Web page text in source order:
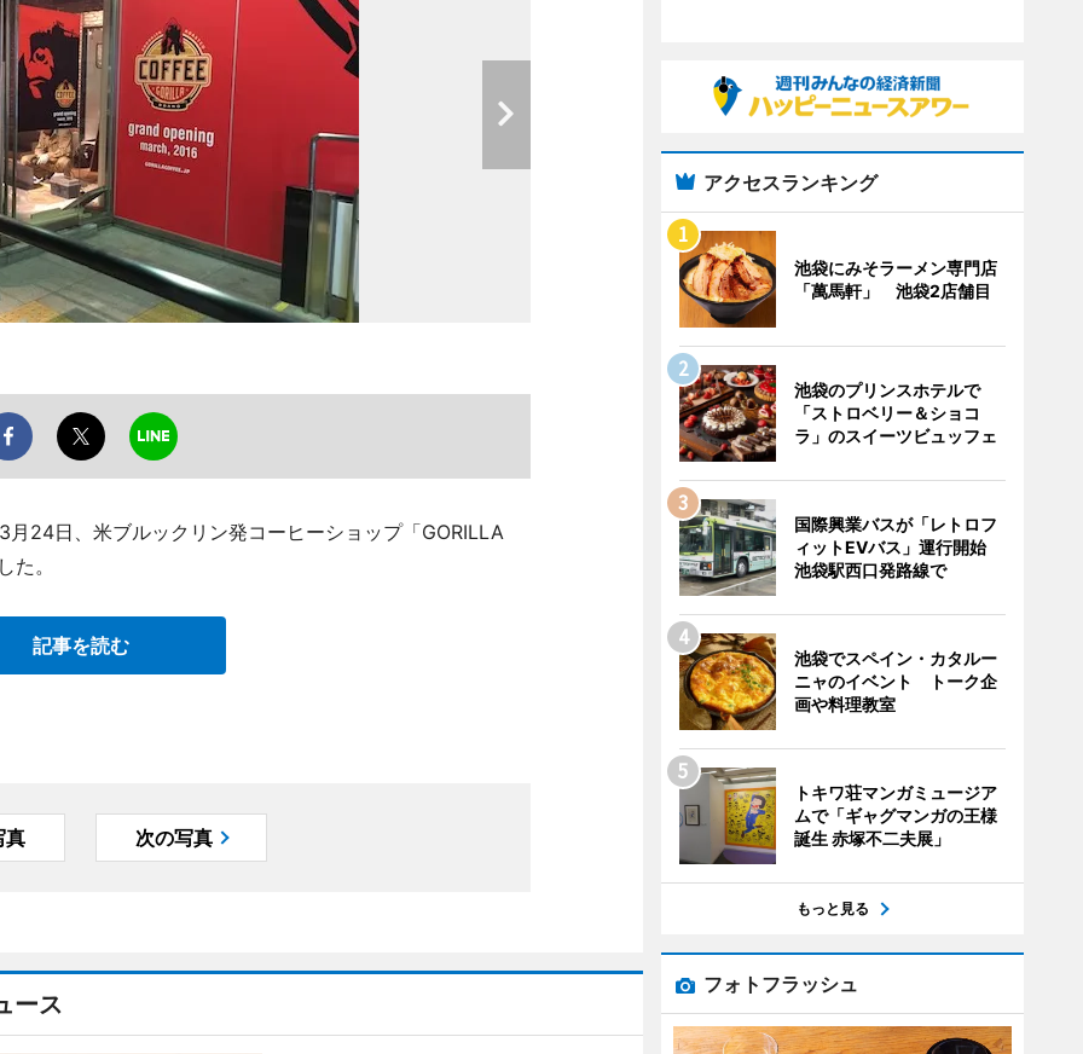
24日、米ブルックリン発コーヒーショップ「GORILLA
。
記事を読む
真 次の写真
ース
アクセスランキング
池袋にみそラーメン専門店
「萬馬軒」 池袋2店舗目
池袋のプリンスホテルで
「ストロベリー＆ショコ
ラ」のスイーツビュッフェ
国際興業バスが「レトロフ
ィットEVバス」運行開始
池袋駅西口発路線で
池袋でスペイン・カタルー
ニャのイベント トーク企
画や料理教室
トキワ荘マンガミュージア
ムで「ギャグマンガの王様
誕生 赤塚不二夫展」
もっと見る
フォトフラッシュ